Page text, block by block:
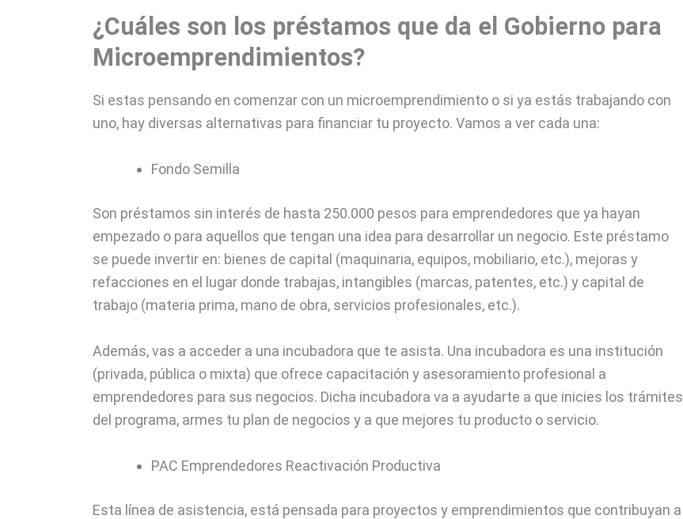
¿Cuáles son los préstamos que da el Gobierno para
Microemprendimientos?
Si estas pensando en comenzar con un microemprendimiento o si ya estás trabajando con
uno, hay diversas alternativas para financiar tu proyecto. Vamos a ver cada una:
Fondo Semilla
Son préstamos sin interés de hasta 250.000 pesos para emprendedores que ya hayan
empezado o para aquellos que tengan una idea para desarrollar un negocio. Este préstamo
se puede invertir en: bienes de capital (maquinaria, equipos, mobiliario, etc.), mejoras y
refacciones en el lugar donde trabajas, intangibles (marcas, patentes, etc.) y capital de
trabajo (materia prima, mano de obra, servicios profesionales, etc.).
Además, vas a acceder a una incubadora que te asista. Una incubadora es una institución
(privada, pública o mixta) que ofrece capacitación y asesoramiento profesional a
emprendedores para sus negocios. Dicha incubadora va a ayudarte a que inicies los trámites
del programa, armes tu plan de negocios y a que mejores tu producto o servicio.
PAC Emprendedores Reactivación Productiva
Esta línea de asistencia, está pensada para proyectos y emprendimientos que contribuyan a